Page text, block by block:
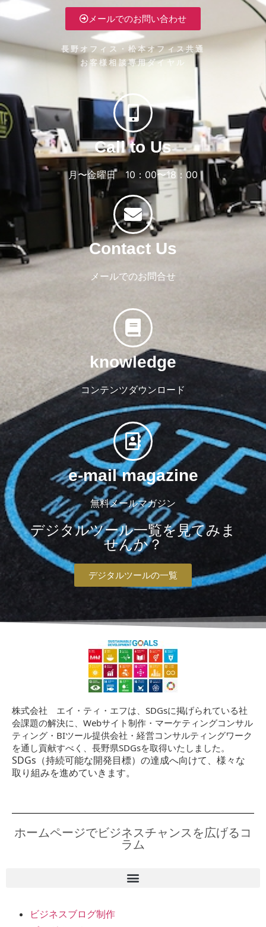
メールでのお問い合わせ
長野オフィス・松本オフィス共通
お客様相談専用ダイヤル
Call to Us
月〜金曜日 10：00〜18：00
Contact Us
メールでのお問合せ
knowledge
コンテンツダウンロード
e-mail magazine
無料メールマガジン
デジタルツール一覧を見てみま
せんか？
デジタルツールの一覧
株式会社 エイ・ティ・エフは、SDGsに掲げられている社
会課題の解決に、Webサイト制作・マーケティングコンサル
ティング・BIツール提供会社・経営コンサルティングワーク
を通し貢献すべく、長野県SDGsを取得いたしました。
SDGs（持続可能な開発目標）の達成へ向けて、様々な
取り組みを進めていきます。
ホームページでビジネスチャンスを広げるコ
ラム
ビジネスブログ制作